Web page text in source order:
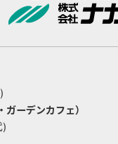
ーデンカフェ）